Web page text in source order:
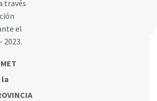
través
el
2023.
la